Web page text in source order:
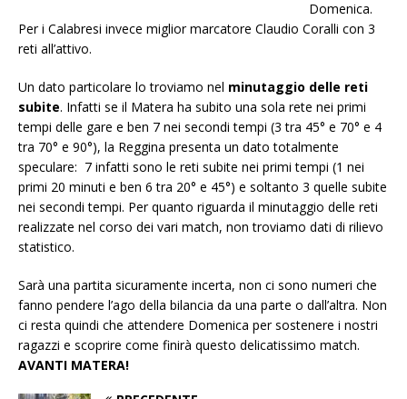
Domenica.
Per i Calabresi invece miglior marcatore Claudio Coralli con 3
reti all’attivo.
Un dato particolare lo troviamo nel minutaggio delle reti
subite. Infatti se il Matera ha subito una sola rete nei primi
tempi delle gare e ben 7 nei secondi tempi (3 tra 45° e 70° e 4
tra 70° e 90°), la Reggina presenta un dato totalmente
speculare: 7 infatti sono le reti subite nei primi tempi (1 nei
primi 20 minuti e ben 6 tra 20° e 45°) e soltanto 3 quelle subite
nei secondi tempi. Per quanto riguarda il minutaggio delle reti
realizzate nel corso dei vari match, non troviamo dati di rilievo
statistico.
Sarà una partita sicuramente incerta, non ci sono numeri che
fanno pendere l’ago della bilancia da una parte o dall’altra. Non
ci resta quindi che attendere Domenica per sostenere i nostri
ragazzi e scoprire come finirà questo delicatissimo match.
AVANTI MATERA!